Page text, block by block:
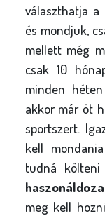
választhatja a
és mondjuk,
mellett még
csak 10
minden
akkor már öt
sportszert.
kell
tudná
meg kell